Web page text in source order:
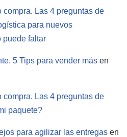
compra. Las 4 preguntas de
para nuevos
puede faltar
5 Tips para vender más en
compra. Las 4 preguntas de
paquete?
para agilizar las entregas en